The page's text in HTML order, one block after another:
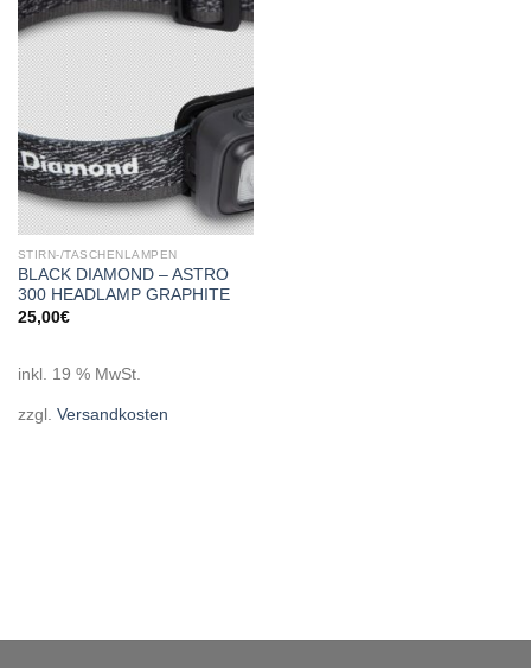
Add to
wishlist
STIRN-/TASCHENLAMPEN
BLACK DIAMOND – ASTRO
300 HEADLAMP GRAPHITE
25,00€
inkl. 19 % MwSt.
zzgl. Versandkosten